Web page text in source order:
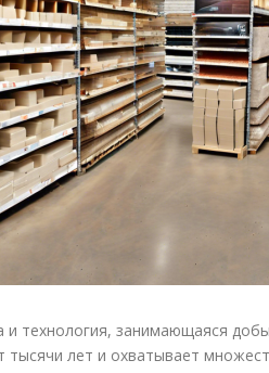
и технология, занимающаяся
тысячи лет и охватывает